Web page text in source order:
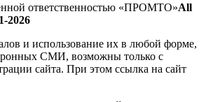
ответственностью «ПРОМТО»All
2026
и использование их в любой форме,
СМИ, возможны только c
сайта. При этом ссылка на сайт